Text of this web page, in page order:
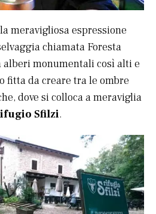
meravigliosa espressione
chiamata Foresta
alberi monumentali così alti e
fitta da creare tra le ombre
dove si colloca a meraviglia
Sfilzi.